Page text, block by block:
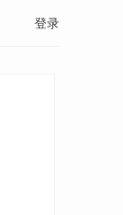
登录